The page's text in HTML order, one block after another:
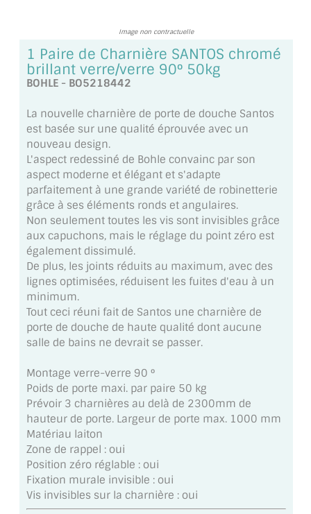
MIROIR VIEILLI
LOTS DE MIROIRS EN MOZAÏQUE
MIROIR POUR PORTE
MIROIR DE SALLE DE BAIN
MIROIR PAROI DE DOUCHE
MIROIR POUR SALLE DE SPORT
MIROIR POUR SALLE DE DANSE
MIROIR ENCADRÉ
MIROIR TV
VERRE SUR MESURE
VERRE EXTRACLAIR
VERRE TREMPÉ (SÉCURIT)
PAROI DE DOUCHE
VERRE FEUILLETÉ
Image non contractuelle
1 Paire de Charnière SANTOS chromé
brillant verre/verre 90° 50kg
BOHLE - BO5218442
La nouvelle charnière de porte de douche Santos
est basée sur une qualité éprouvée avec un
nouveau design.
L'aspect redessiné de Bohle convainc par son
aspect moderne et élégant et s'adapte
parfaitement à une grande variété de robinetterie
grâce à ses éléments ronds et angulaires.
Non seulement toutes les vis sont invisibles grâce
aux capuchons, mais le réglage du point zéro est
également dissimulé.
De plus, les joints réduits au maximum, avec des
lignes optimisées, réduisent les fuites d'eau à un
minimum.
Tout ceci réuni fait de Santos une charnière de
porte de douche de haute qualité dont aucune
salle de bains ne devrait se passer.
Montage verre-verre 90 °
Poids de porte maxi. par paire 50 kg
Prévoir 3 charnières au delà de 2300mm de
hauteur de porte. Largeur de porte max. 1000 mm
Matériau laiton
Zone de rappel : oui
Position zéro réglable : oui
Fixation murale invisible : oui
Vis invisibles sur la charnière : oui